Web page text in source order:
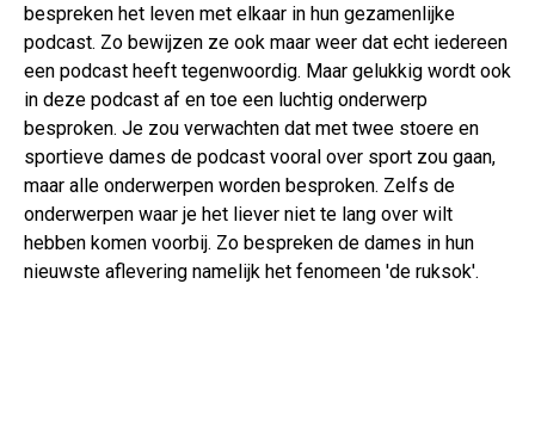
bespreken het leven met elkaar in hun gezamenlijke
podcast. Zo bewijzen ze ook maar weer dat echt iedereen
een podcast heeft tegenwoordig. Maar gelukkig wordt ook
in deze podcast af en toe een luchtig onderwerp
besproken. Je zou verwachten dat met twee stoere en
sportieve dames de podcast vooral over sport zou gaan,
maar alle onderwerpen worden besproken. Zelfs de
onderwerpen waar je het liever niet te lang over wilt
hebben komen voorbij. Zo bespreken de dames in hun
nieuwste aflevering namelijk het fenomeen 'de ruksok'.